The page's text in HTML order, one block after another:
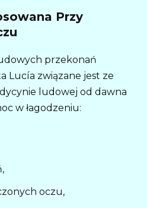
Przy
przekonań
Lucía związane jest ze
ludowej od dawna
w łagodzeniu:
oczu,